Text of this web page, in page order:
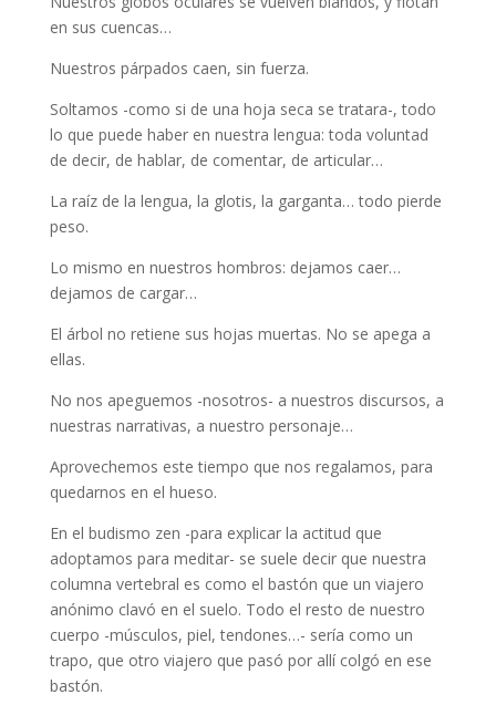
en sus cuencas…
Nuestros párpados caen, sin fuerza.
Soltamos -como si de una hoja seca se tratara-, todo
lo que puede haber en nuestra lengua: toda voluntad
de decir, de hablar, de comentar, de articular…
La raíz de la lengua, la glotis, la garganta… todo pierde
peso.
Lo mismo en nuestros hombros: dejamos caer…
dejamos de cargar…
El árbol no retiene sus hojas muertas. No se apega a
ellas.
No nos apeguemos -nosotros- a nuestros discursos, a
nuestras narrativas, a nuestro personaje…
Aprovechemos este tiempo que nos regalamos, para
quedarnos en el hueso.
En el budismo zen -para explicar la actitud que
adoptamos para meditar- se suele decir que nuestra
columna vertebral es como el bastón que un viajero
anónimo clavó en el suelo. Todo el resto de nuestro
cuerpo -músculos, piel, tendones…- sería como un
trapo, que otro viajero que pasó por allí colgó en ese
bastón.